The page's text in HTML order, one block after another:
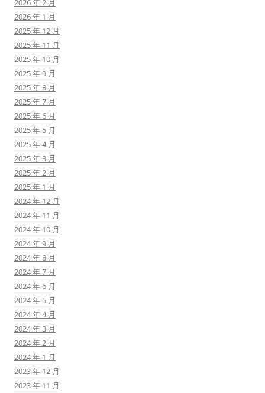
2026 年 2 月
2026 年 1 月
2025 年 12 月
2025 年 11 月
2025 年 10 月
2025 年 9 月
2025 年 8 月
2025 年 7 月
2025 年 6 月
2025 年 5 月
2025 年 4 月
2025 年 3 月
2025 年 2 月
2025 年 1 月
2024 年 12 月
2024 年 11 月
2024 年 10 月
2024 年 9 月
2024 年 8 月
2024 年 7 月
2024 年 6 月
2024 年 5 月
2024 年 4 月
2024 年 3 月
2024 年 2 月
2024 年 1 月
2023 年 12 月
2023 年 11 月